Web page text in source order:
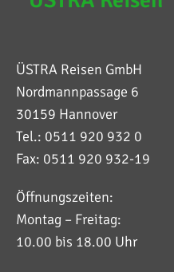
ÜSTRA Reisen GmbH
Nordmannpassage 6
30159 Hannover
Tel.: 0511 920 932 0
Fax: 0511 920 932-19
Öffnungszeiten:
Montag – Freitag:
10.00 bis 18.00 Uhr